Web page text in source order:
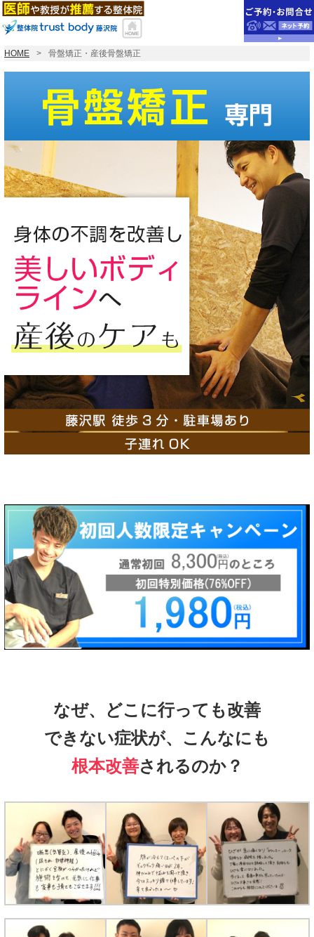
HOME 骨盤矯正・産後骨盤矯正
なぜ、どこに行っても改善
できない症状が、こんなにも
根本改善されるのか？